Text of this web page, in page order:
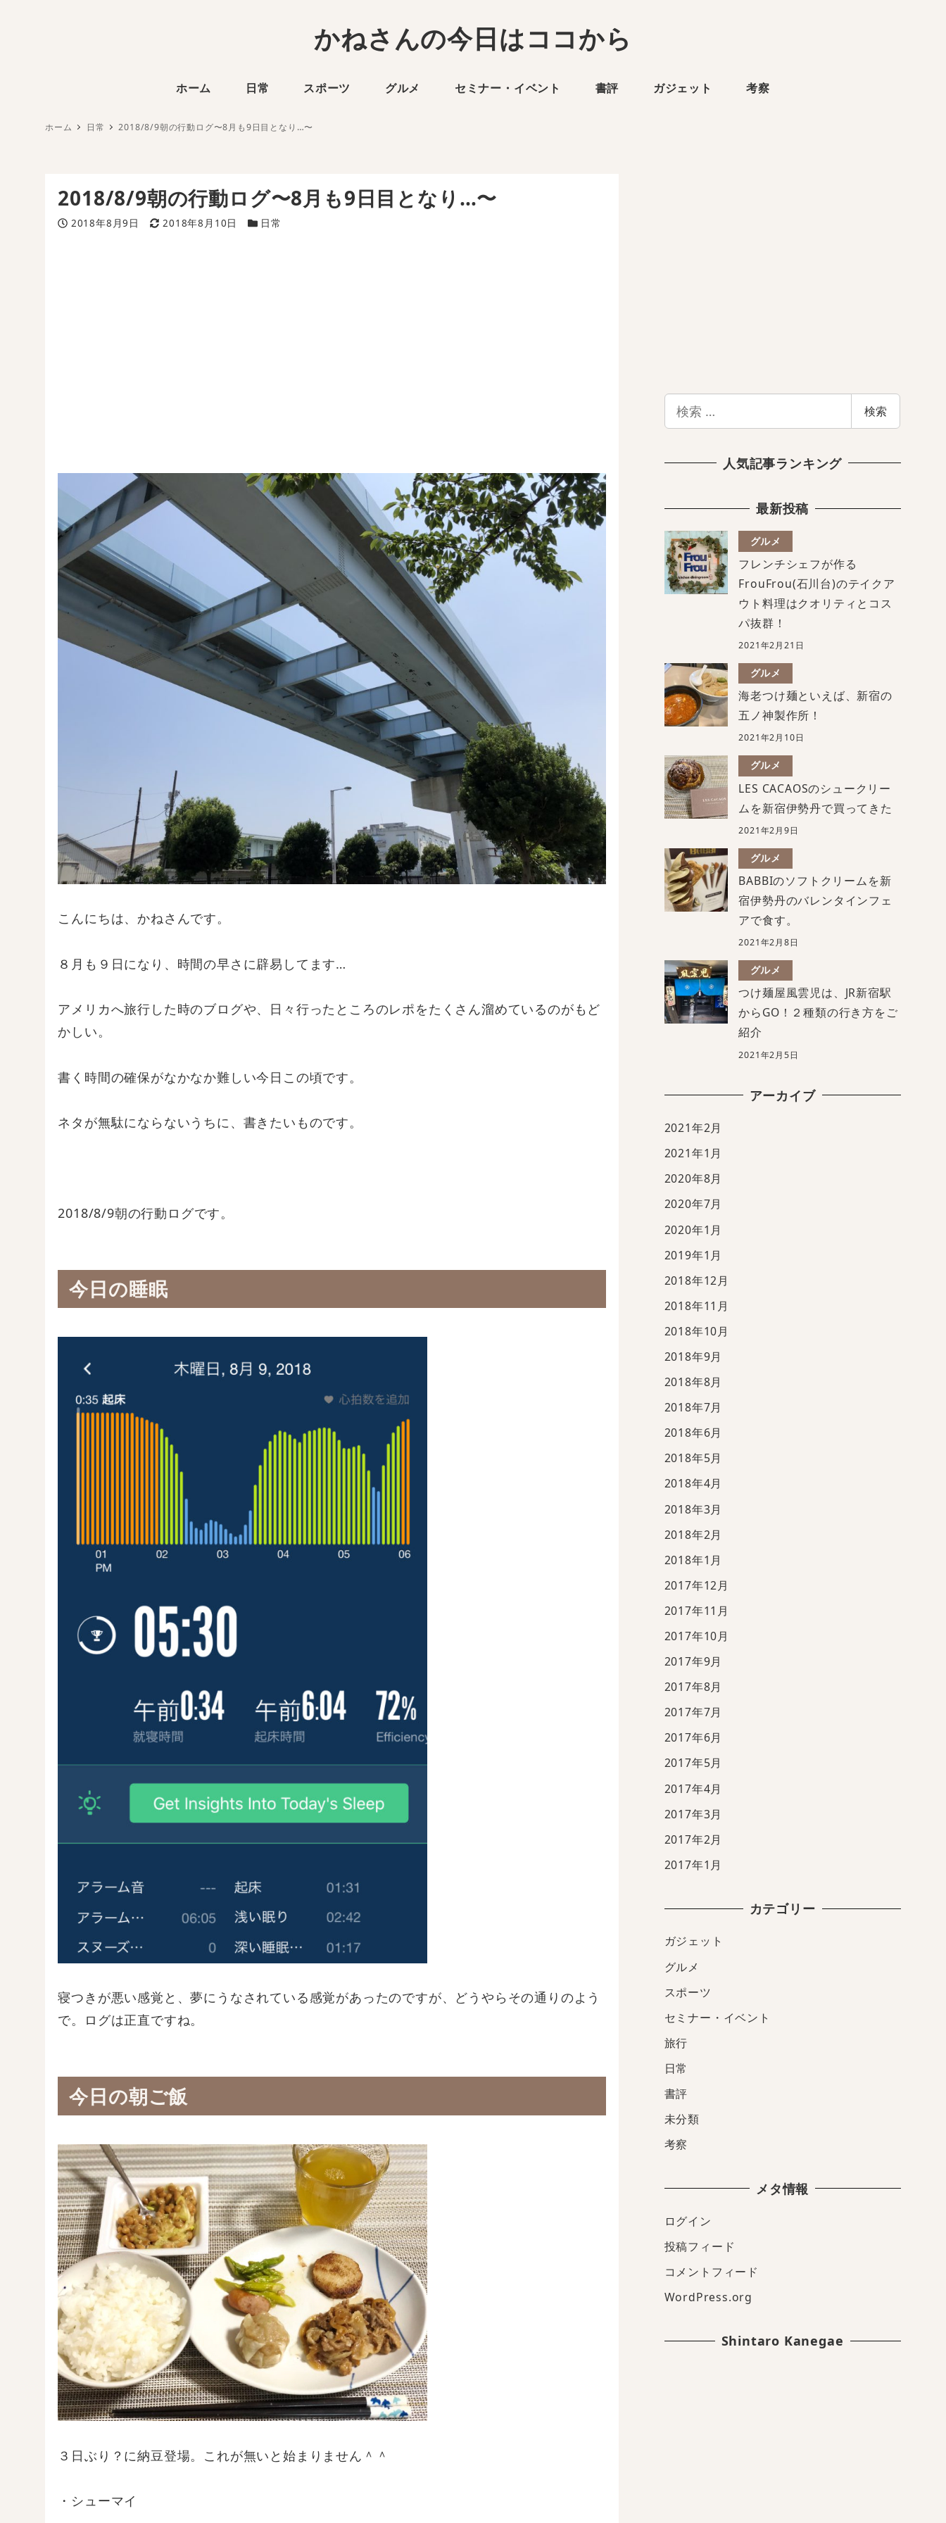
かねさんの今日はココから
ホーム 日常 スポーツ グルメ セミナー・イベント 書評 ガジェット 考察
ホーム 日常 2018/8/9朝の行動ログ〜8月も9日目となり…〜
2018/8/9朝の行動ログ〜8月も9日目となり…〜
投稿日
2018年8月9日 更新日
2018年8月10日 カテゴリー
日常
こんにちは、かねさんです。
８月も９日になり、時間の早さに辟易してます…
アメリカへ旅行した時のブログや、日々行ったところのレポをたくさん溜めているのがもど
かしい。
書く時間の確保がなかなか難しい今日この頃です。
ネタが無駄にならないうちに、書きたいものです。
2018/8/9朝の行動ログです。
今日の睡眠
寝つきが悪い感覚と、夢にうなされている感覚があったのですが、どうやらその通りのよう
で。ログは正直ですね。
今日の朝ご飯
３日ぶり？に納豆登場。これが無いと始まりません＾＾
・シューマイ
索
検索
人気記事ランキング
最新投稿
グルメ
フレンチシェフが作る
FrouFrou(石川台)のテイクア
ウト料理はクオリティとコス
パ抜群！
2021年2月21日
グルメ
海老つけ麺といえば、新宿の
五ノ神製作所！
2021年2月10日
グルメ
LES CACAOSのシュークリー
ムを新宿伊勢丹で買ってきた
2021年2月9日
グルメ
BABBIのソフトクリームを新
宿伊勢丹のバレンタインフェ
アで食す。
2021年2月8日
グルメ
つけ麺屋風雲児は、JR新宿駅
からGO！２種類の行き方をご
紹介
2021年2月5日
アーカイブ
2021年2月
2021年1月
2020年8月
2020年7月
2020年1月
2019年1月
2018年12月
2018年11月
2018年10月
2018年9月
2018年8月
2018年7月
2018年6月
2018年5月
2018年4月
2018年3月
2018年2月
2018年1月
2017年12月
2017年11月
2017年10月
2017年9月
2017年8月
2017年7月
2017年6月
2017年5月
2017年4月
2017年3月
2017年2月
2017年1月
カテゴリー
ガジェット
グルメ
スポーツ
セミナー・イベント
旅行
日常
書評
未分類
考察
メタ情報
ログイン
投稿フィード
コメントフィード
WordPress.org
Shintaro Kanegae